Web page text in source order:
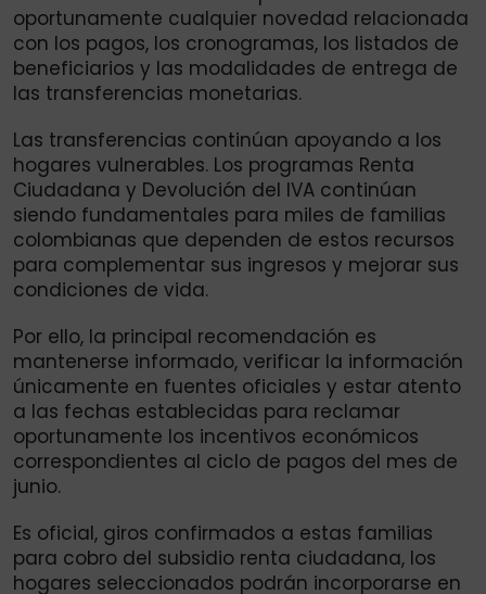
oportunamente cualquier novedad relacionada
con los pagos, los cronogramas, los listados de
beneficiarios y las modalidades de entrega de
las transferencias monetarias.
Las transferencias continúan apoyando a los
hogares vulnerables. Los programas Renta
Ciudadana y Devolución del IVA continúan
siendo fundamentales para miles de familias
colombianas que dependen de estos recursos
para complementar sus ingresos y mejorar sus
condiciones de vida.
Por ello, la principal recomendación es
mantenerse informado, verificar la información
únicamente en fuentes oficiales y estar atento
a las fechas establecidas para reclamar
oportunamente los incentivos económicos
correspondientes al ciclo de pagos del mes de
junio.
Es oficial, giros confirmados a estas familias
para cobro del subsidio renta ciudadana, los
hogares seleccionados podrán incorporarse en